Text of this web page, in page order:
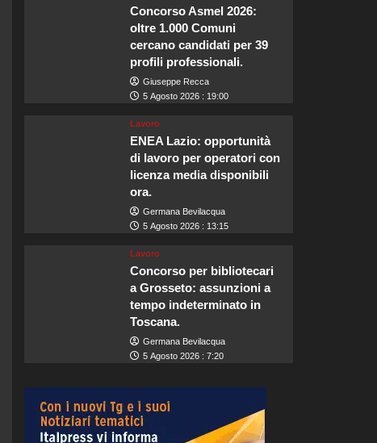
Concorso Asmel 2026:
oltre 1.000 Comuni
cercano candidati per 39
profili professionali.
Giuseppe Recca
5 Agosto 2026 : 19:00
Lavoro
ENEA Lazio: opportunità
di lavoro per operatori con
licenza media disponibili
ora.
Germana Bevilacqua
5 Agosto 2026 : 13:15
Lavoro
Concorso per bibliotecari
a Grosseto: assunzioni a
tempo indeterminato in
Toscana.
Germana Bevilacqua
5 Agosto 2026 : 7:20